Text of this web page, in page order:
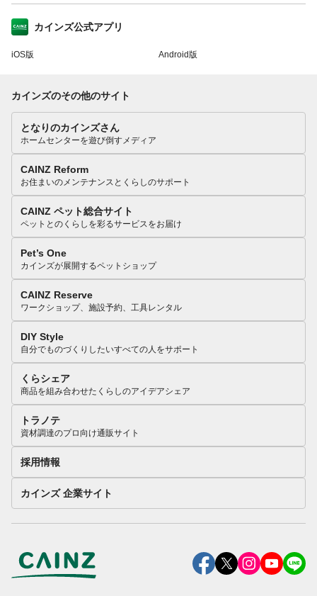
カインズ公式アプリ
iOS版 Android版
カインズのその他のサイト
となりのカインズさん
ホームセンターを遊び倒すメディア
CAINZ Reform
お住まいのメンテナンスとくらしのサポート
CAINZ ペット総合サイト
ペットとのくらしを彩るサービスをお届け
Pet’s One
カインズが展開するペットショップ
CAINZ Reserve
ワークショップ、施設予約、工具レンタル
DIY Style
自分でものづくりしたいすべての人をサポート
くらシェア
商品を組み合わせたくらしのアイデアシェア
トラノテ
資材調達のプロ向け通販サイト
採用情報
カインズ 企業サイト